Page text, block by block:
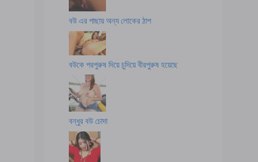
বউ এর পাছায় অন্য লোকের ঠাপ
বউকে পরপুরুষ দিয়ে চুদিয়ে বীরপুরুষ হয়েছে
বন্ধুর বউ চোদা